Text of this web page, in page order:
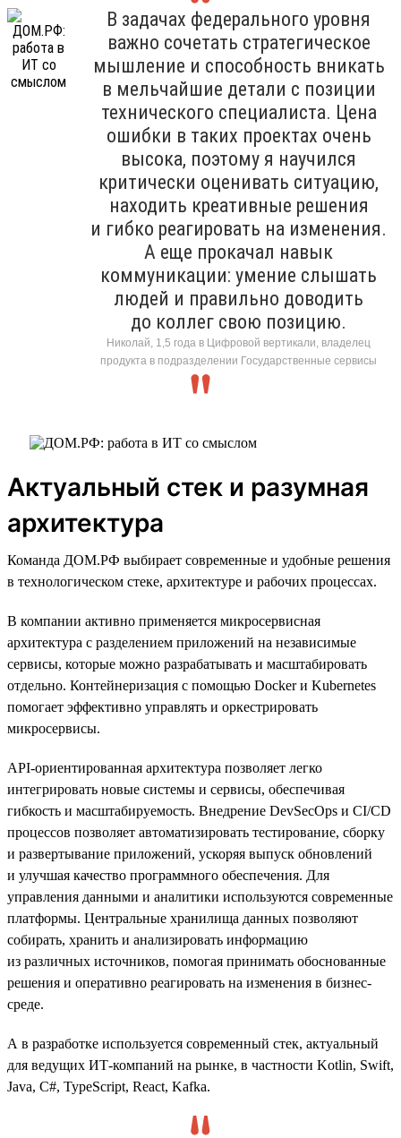
В задачах федерального уровня
важно сочетать стратегическое
мышление и способность вникать
в мельчайшие детали с позиции
технического специалиста. Цена
ошибки в таких проектах очень
высока, поэтому я научился
критически оценивать ситуацию,
находить креативные решения
и гибко реагировать на изменения.
А еще прокачал навык
коммуникации: умение слышать
людей и правильно доводить
до коллег свою позицию.
Николай, 1,5 года в Цифровой вертикали, владелец
продукта в подразделении Государственные сервисы
Актуальный стек и разумная
архитектура
Команда ДОМ.РФ выбирает современные и удобные решения
в технологическом стеке, архитектуре и рабочих процессах.
В компании активно применяется микросервисная
архитектура с разделением приложений на независимые
сервисы, которые можно разрабатывать и масштабировать
отдельно. Контейнеризация с помощью Docker и Kubernetes
помогает эффективно управлять и оркестрировать
микросервисы.
API-ориентированная архитектура позволяет легко
интегрировать новые системы и сервисы, обеспечивая
гибкость и масштабируемость. Внедрение DevSecOps и CI/CD
процессов позволяет автоматизировать тестирование, сборку
и развертывание приложений, ускоряя выпуск обновлений
и улучшая качество программного обеспечения. Для
управления данными и аналитики используются современные
платформы. Центральные хранилища данных позволяют
собирать, хранить и анализировать информацию
из различных источников, помогая принимать обоснованные
решения и оперативно реагировать на изменения в бизнес-
среде.
А в разработке используется современный стек, актуальный
для ведущих ИТ-компаний на рынке, в частности Kotlin, Swift,
Java, C#, TypeScript, React, Kafka.